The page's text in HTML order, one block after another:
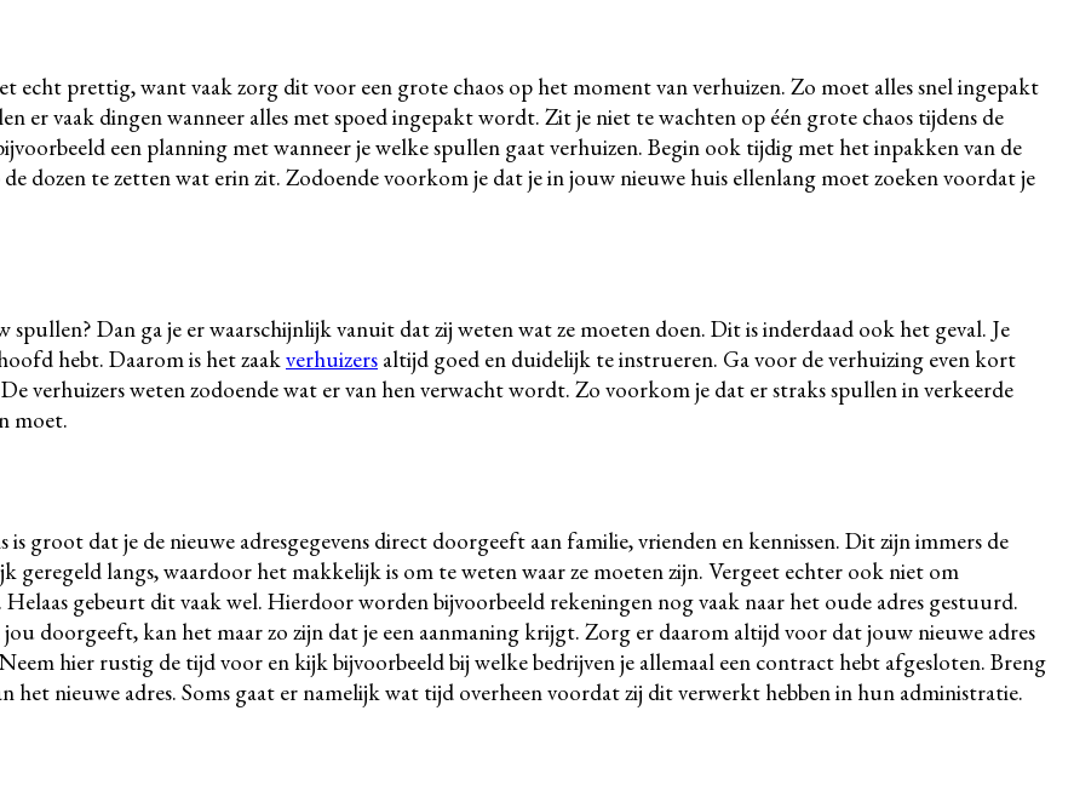
echt prettig, want vaak zorg dit voor een grote chaos op het moment van verhuizen. Zo moet alles snel ingepakt
er vaak dingen wanneer alles met spoed ingepakt wordt. Zit je niet te wachten op één grote chaos tijdens de
een planning met wanneer je welke spullen gaat verhuizen. Begin ook tijdig met het inpakken van de
dozen te zetten wat erin zit. Zodoende voorkom je dat je in jouw nieuwe huis ellenlang moet zoeken voordat je
Dan ga je er waarschijnlijk vanuit dat zij weten wat ze moeten doen. Dit is inderdaad ook het geval. Je
hebt. Daarom is het zaakverhuizers altijd goed en duidelijk te instrueren. Ga voor de verhuizing even kort
verhuizers weten zodoende wat er van hen verwacht wordt. Zo voorkom je dat er straks spullen in verkeerde
moet.
is groot dat je de nieuwe adresgegevens direct doorgeeft aan familie, vrienden en kennissen. Dit zijn immers de
geregeld langs, waardoor het makkelijk is om te weten waar ze moeten zijn. Vergeet echter ook niet om
gebeurt dit vaak wel. Hierdoor worden bijvoorbeeld rekeningen nog vaak naar het oude adres gestuurd.
doorgeeft, kan het maar zo zijn dat je een aanmaning krijgt. Zorg er daarom altijd voor dat jouw nieuwe adres
hier rustig de tijd voor en kijk bijvoorbeeld bij welke bedrijven je allemaal een contract hebt afgesloten. Breng
het nieuwe adres. Soms gaat er namelijk wat tijd overheen voordat zij dit verwerkt hebben in hun administratie.